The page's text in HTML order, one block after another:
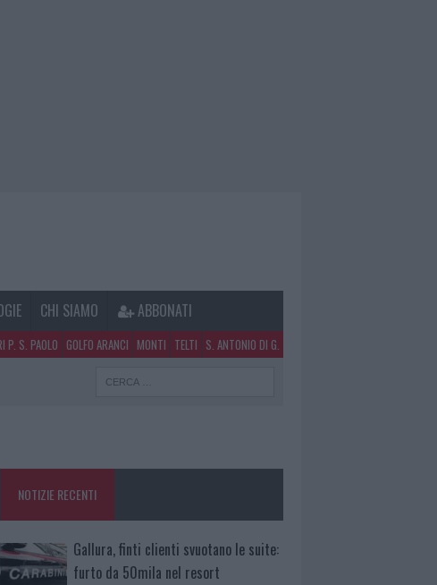
CHI SIAMO ABBONATI
P. S. PAOLO GOLFO ARANCI MONTI TELTI S. ANTONIO DI G.
NOTIZIE RECENTI
Gallura, finti clienti svuotano le suite:
furto da 50mila nel resort